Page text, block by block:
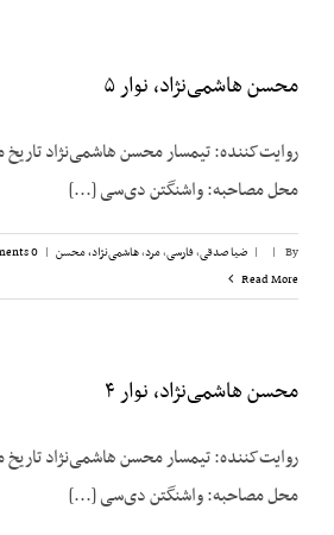
محسن هاشمی‌نژاد، نوار ۵
محل مصاحبه: واشنگتن دی‌سی [...]
By
|
| ضیا صدقی,فارسی,مرد,هاشمی‌نژاد، محسن |
0 Comments
Read More
محسن هاشمی‌نژاد، نوار ۴
محل مصاحبه: واشنگتن دی‌سی [...]